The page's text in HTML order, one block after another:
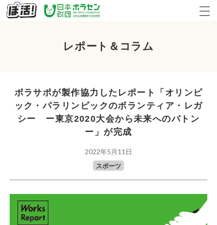
レポート＆コラム
ボラサポが製作協力したレポート「オリンピ
ック・パラリンピックのボランティア・レガ
シー ー東京2020大会から未来へのバトン
ー」が完成
2022年5月11日
スポーツ